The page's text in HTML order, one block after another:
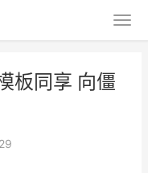
板同享 向僵